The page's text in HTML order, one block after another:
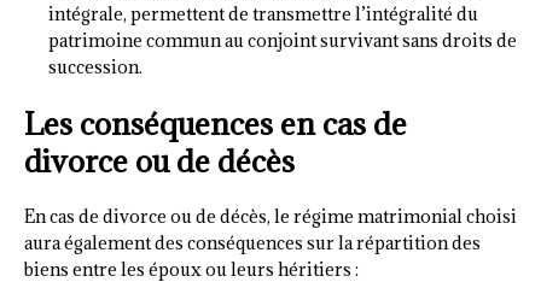
intégrale, permettent de transmettre l’intégralité du
patrimoine commun au conjoint survivant sans droits de
succession.
Les conséquences en cas de
divorce ou de décès
En cas de divorce ou de décès, le régime matrimonial choisi
aura également des conséquences sur la répartition des
biens entre les époux ou leurs héritiers :